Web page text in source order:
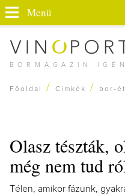
BORMAGAZIN
Menü
Főoldal / Címkék / bor-
Olasz tészták,
még nem tud
Télen, amikor fázunk,